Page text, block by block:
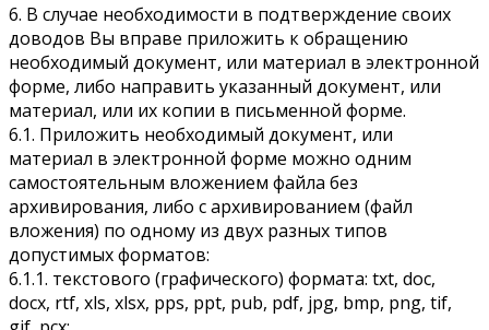
6. В случае необходимости в подтверждение своих
доводов Вы вправе приложить к обращению
необходимый документ, или материал в электронной
форме, либо направить указанный документ, или
материал, или их копии в письменной форме.
6.1. Приложить необходимый документ, или
материал в электронной форме можно одним
самостоятельным вложением файла без
архивирования, либо с архивированием (файл
вложения) по одному из двух разных типов
допустимых форматов:
6.1.1. текстового (графического) формата: txt, doc,
docx, rtf, xls, xlsx, pps, ppt, pub, pdf, jpg, bmp, png, tif,